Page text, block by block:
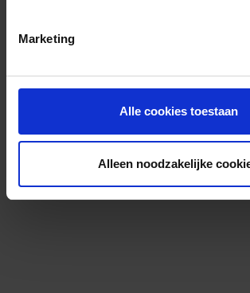
Marketing
Alle cookies toestaan
Alleen noodzakelijke